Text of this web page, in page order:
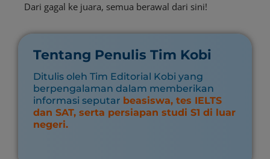
Dari gagal ke juara, semua berawal dari sini!
Tentang Penulis Tim Kobi
Ditulis oleh Tim Editorial Kobi yang
berpengalaman dalam memberikan
informasi seputar beasiswa, tes IELTS
dan SAT, serta persiapan studi S1 di luar
negeri.